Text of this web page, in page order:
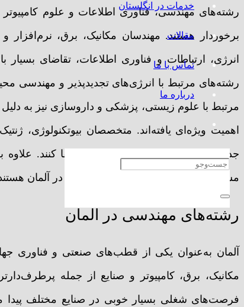
خدمات در انگلستان
مقالات
تماس با ما
درباره ما
رشته‌های مهندسی، فناوری اطلاعات و علوم
برخوردار هستند. مهندسان مکانیک، برق،
انرژی، ارتباطات و فناوری اطلاعات، تقاضای
رشته‌های مرتبط با انرژی‌های تجدیدپذیر و مهندسی
مرتبط با علوم زیستی، پزشکی و داروسازی نیز به
اهمیت ویژه‌ای یافته‌اند. متخصصان بیوتکنولوژی،
جدید و درمان بیماری‌ها نقش مهمی ایفا کنند.
مشاوره نیز از جمله رشته‌های پرطرفدار در آلمان
رشته‌های مهندسی در آلمان
آلمان به‌عنوان یکی از قطب‌های صنعتی و فناوری
مکانیک، برق، کامپیوتر و صنایع از جمله
فرصت‌های شغلی بسیار خوبی در صنایع مختلف پیدا